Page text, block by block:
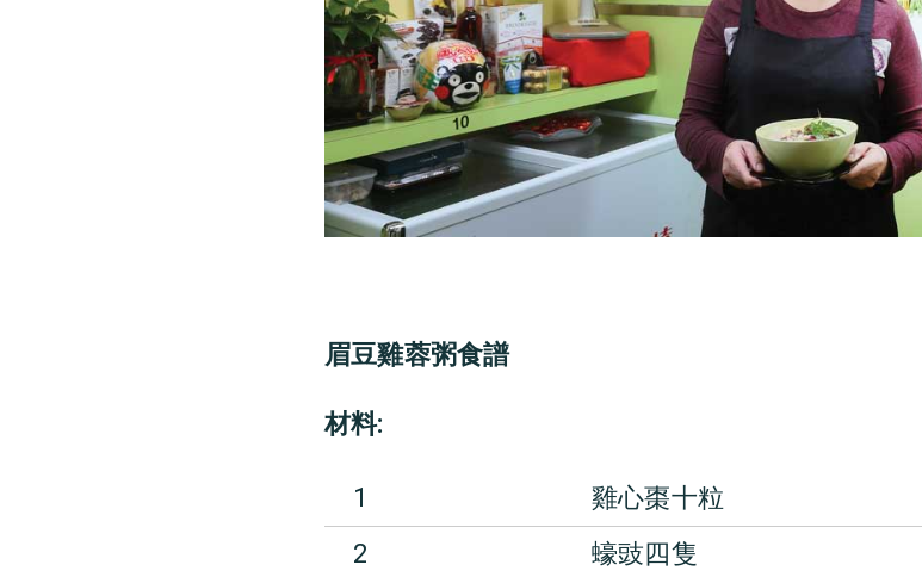
眉豆雞蓉粥食譜
材料:
1
雞心棗十粒
2
蠔豉四隻